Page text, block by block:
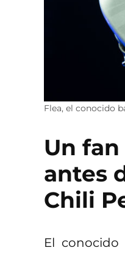
Flea, el conocido
Un
antes
Chili
El conocido